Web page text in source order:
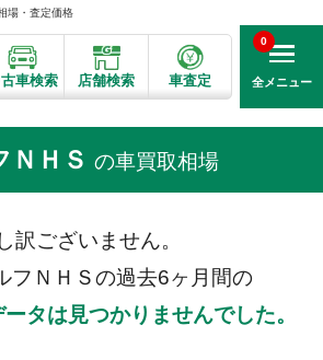
場・査定価格
車検索 店舗検索 車査定 全メニュー
0
ＮＨＳ の車買取相場
訳ございません。
フＮＨＳの過去6ヶ月間の
タは見つかりませんでした。